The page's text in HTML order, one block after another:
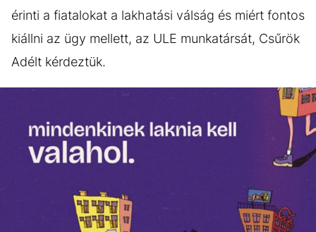
érinti a fiatalokat a lakhatási válság és miért fontos
kiállni az ügy mellett, az ULE munkatársát, Csűrök
Adélt kérdeztük.